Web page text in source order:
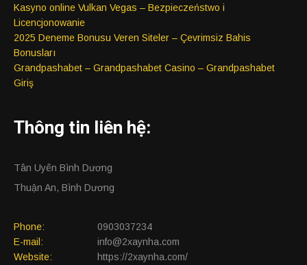
Kasyno online Vulkan Vegas – Bezpieczeństwo i
Licencjonowanie
2025 Deneme Bonusu Veren Siteler – Çevrimsiz Bahis
Bonusları
Grandpashabet – Grandpashabet Casino – Grandpashabet
Giriş
Thông tin liên hệ:
Tân Uyên Bình Dương
Thuận An, Bình Dương
Phone:
0903037234
E-mail:
info@2xaynha.com
Website:
https://2xaynha.com/